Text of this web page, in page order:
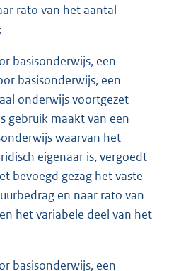
rato van het aantal
basisonderwijs, een
basisonderwijs, een
onderwijs voortgezet
gebruik maakt van een
waarvan het
eigenaar is, vergoedt
bevoegd gezag het vaste
en naar rato van
het variabele deel van het
basisonderwijs, een